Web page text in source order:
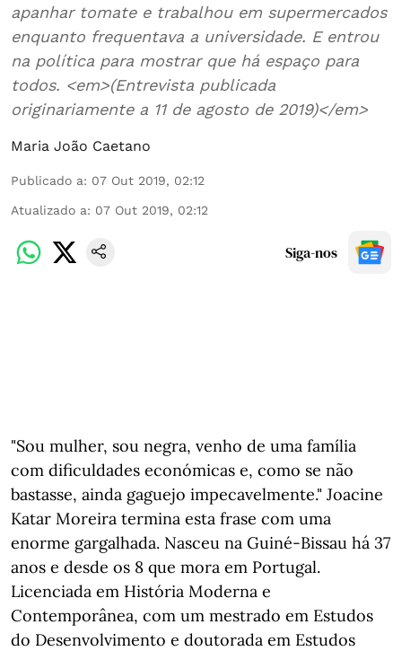
apanhar tomate e trabalhou em supermercados
enquanto frequentava a universidade. E entrou
na política para mostrar que há espaço para
todos. <em>(Entrevista publicada
originariamente a 11 de agosto de 2019)</em>
Maria João Caetano
Publicado a: 07 Out 2019, 02:12
Atualizado a: 07 Out 2019, 02:12
Siga-nos
"Sou mulher, sou negra, venho de uma família
com dificuldades económicas e, como se não
bastasse, ainda gaguejo impecavelmente." Joacine
Katar Moreira termina esta frase com uma
enorme gargalhada. Nasceu na Guiné-Bissau há 37
anos e desde os 8 que mora em Portugal.
Licenciada em História Moderna e
Contemporânea, com um mestrado em Estudos
do Desenvolvimento e doutorada em Estudos